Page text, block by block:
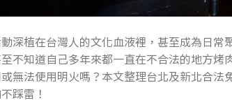
深植在台灣人的文化血液裡，甚至成為日常
不知道自己多年來都一直在不合法的地方烤
無法使用明火嗎？本文整理台北及新北合法
踩雷！